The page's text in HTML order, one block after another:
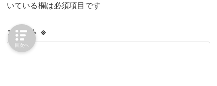
いている欄は必須項目です
コメント ※
目次へ